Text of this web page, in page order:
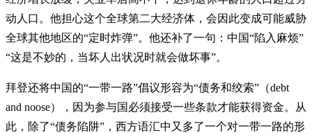
动人口。他担心这个全球第二大经济体，会因此变成可能威胁
全球其他地区的“定时炸弹”。他还补了一句：中国“陷入麻烦”
“这是不妙的，当坏人出状况时就会做坏事”。
拜登还将中国的“一带一路”倡议形容为“债务和绞索”（debt
and noose），因为参与国必须接受一些条款才能获得资金。从
此，除了“债务陷阱”，西方语汇中又多了一个对一带一路的形